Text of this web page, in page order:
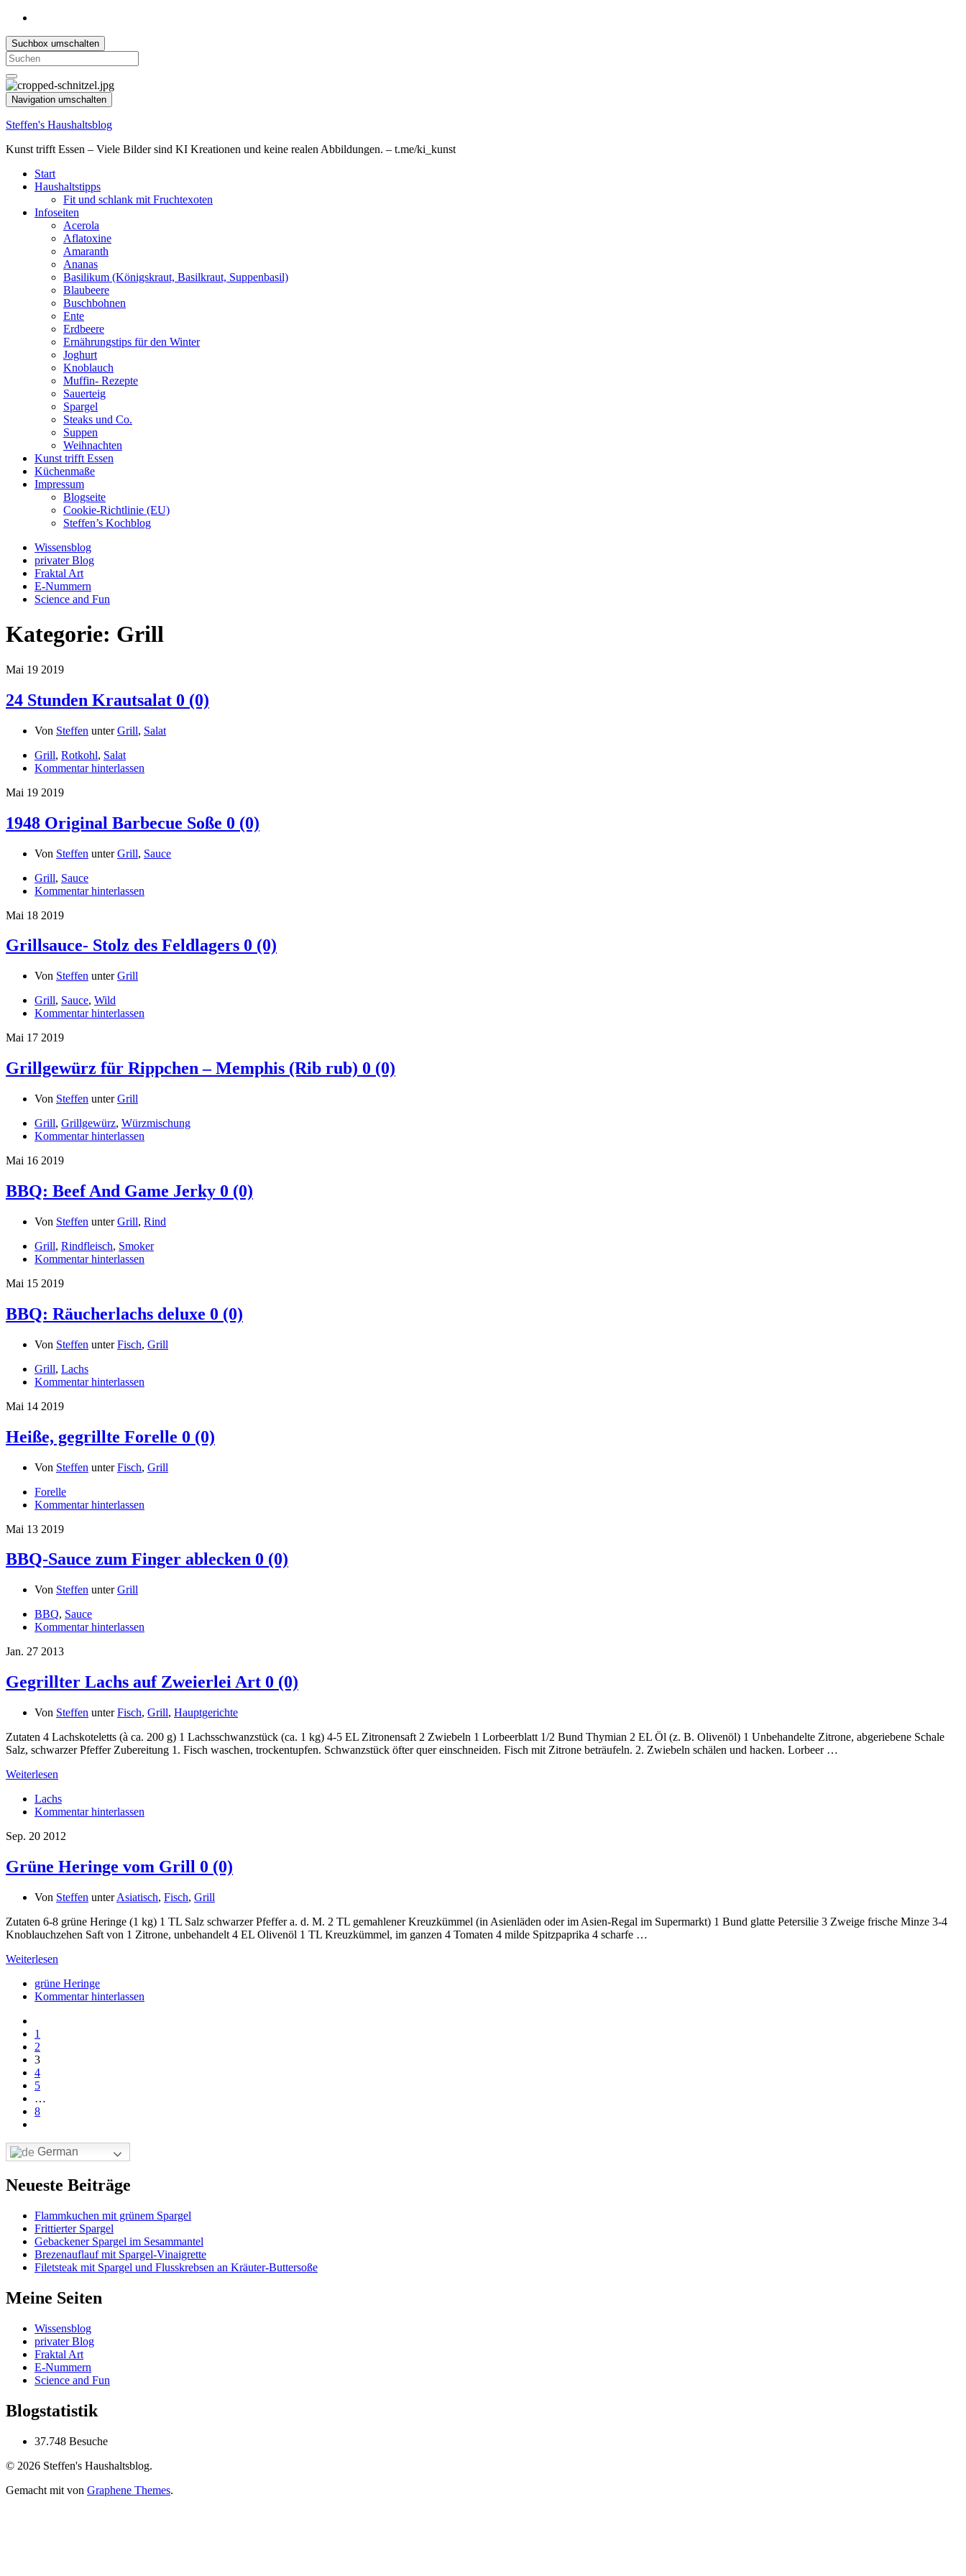
Suchbox umschalten
Search
for:
Navigation umschalten
Steffen's Haushaltsblog
Kunst trifft Essen – Viele Bilder sind KI Kreationen und keine realen Abbildungen. – t.me/ki_kunst
Start
Haushaltstipps
Fit und schlank mit Fruchtexoten
Infoseiten
Acerola
Aflatoxine
Amaranth
Ananas
Basilikum (Königskraut, Basilkraut, Suppenbasil)
Blaubeere
Buschbohnen
Ente
Erdbeere
Ernährungstips für den Winter
Joghurt
Knoblauch
Muffin- Rezepte
Sauerteig
Spargel
Steaks und Co.
Suppen
Weihnachten
Kunst trifft Essen
Küchenmaße
Impressum
Blogseite
Cookie-Richtlinie (EU)
Steffen’s Kochblog
Wissensblog
privater Blog
Fraktal Art
E-Nummern
Science and Fun
Kategorie: Grill
Mai 19 2019
24 Stunden Krautsalat 0 (0)
Von Steffen unterGrill, Salat
Grill, Rotkohl, Salat
Kommentar hinterlassen
Mai 19 2019
1948 Original Barbecue Soße 0 (0)
Von Steffen unterGrill, Sauce
Grill, Sauce
Kommentar hinterlassen
Mai 18 2019
Grillsauce- Stolz des Feldlagers 0 (0)
Von Steffen unterGrill
Grill, Sauce, Wild
Kommentar hinterlassen
Mai 17 2019
Grillgewürz für Rippchen – Memphis (Rib rub) 0 (0)
Von Steffen unterGrill
Grill, Grillgewürz, Würzmischung
Kommentar hinterlassen
Mai 16 2019
BBQ: Beef And Game Jerky 0 (0)
Von Steffen unterGrill, Rind
Grill, Rindfleisch, Smoker
Kommentar hinterlassen
Mai 15 2019
BBQ: Räucherlachs deluxe 0 (0)
Von Steffen unterFisch, Grill
Grill, Lachs
Kommentar hinterlassen
Mai 14 2019
Heiße, gegrillte Forelle 0 (0)
Von Steffen unterFisch, Grill
Forelle
Kommentar hinterlassen
Mai 13 2019
BBQ-Sauce zum Finger ablecken 0 (0)
Von Steffen unterGrill
BBQ, Sauce
Kommentar hinterlassen
Jan. 27 2013
Gegrillter Lachs auf Zweierlei Art 0 (0)
Von Steffen unterFisch, Grill, Hauptgerichte
Zutaten 4 Lachskoteletts (à ca. 200 g) 1 Lachsschwanzstück (ca. 1 kg) 4-5 EL Zitronensaft 2 Zwiebeln 1 Lorbeerblatt 1/2 Bund Thymian 2 EL Öl (z. B. Olivenöl) 1 Unbehandelte Zitrone, abgeriebene Schale
Salz, schwarzer Pfeffer Zubereitung 1. Fisch waschen, trockentupfen. Schwanzstück öfter quer einschneiden. Fisch mit Zitrone beträufeln. 2. Zwiebeln schälen und hacken. Lorbeer …
Weiterlesen
Lachs
Kommentar hinterlassen
Sep. 20 2012
Grüne Heringe vom Grill 0 (0)
Von Steffen unterAsiatisch, Fisch, Grill
Zutaten 6-8 grüne Heringe (1 kg) 1 TL Salz schwarzer Pfeffer a. d. M. 2 TL gemahlener Kreuzkümmel (in Asienläden oder im Asien-Regal im Supermarkt) 1 Bund glatte Petersilie 3 Zweige frische Minze 3-4
Knoblauchzehen Saft von 1 Zitrone, unbehandelt 4 EL Olivenöl 1 TL Kreuzkümmel, im ganzen 4 Tomaten 4 milde Spitzpaprika 4 scharfe …
Weiterlesen
grüne Heringe
Kommentar hinterlassen
1
2
3
4
5
…
8
German
Neueste Beiträge
Flammkuchen mit grünem Spargel
Frittierter Spargel
Gebackener Spargel im Sesammantel
Brezenauflauf mit Spargel-Vinaigrette
Filetsteak mit Spargel und Flusskrebsen an Kräuter-Buttersoße
Meine Seiten
Wissensblog
privater Blog
Fraktal Art
E-Nummern
Science and Fun
Blogstatistik
37.748 Besuche
© 2026 Steffen's Haushaltsblog.
Gemacht mit von Graphene Themes.